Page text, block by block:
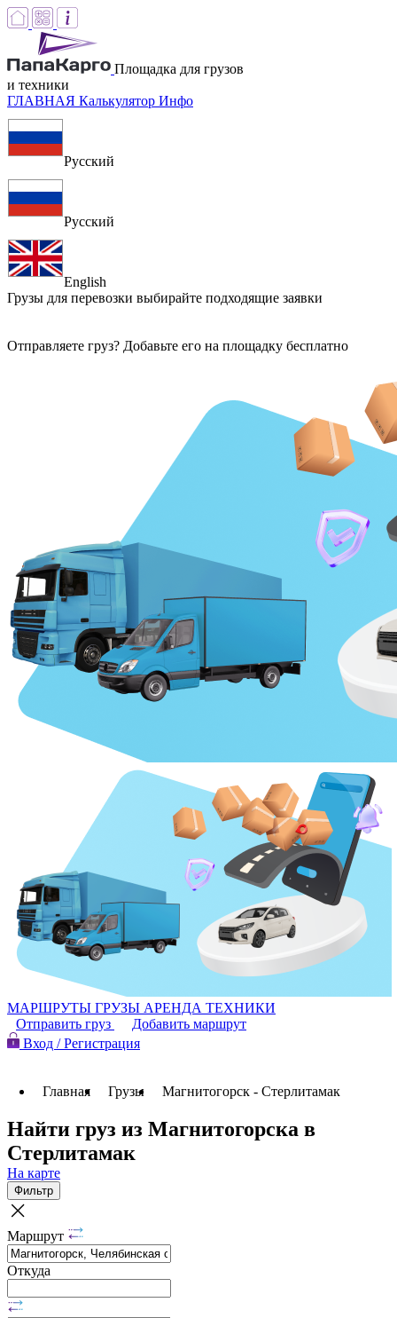
Площадка для грузов
и техники
ГЛАВНАЯ Калькулятор Инфо
Русский
Русский
English
Грузы для перевозки выбирайте подходящие заявки
Отправляете груз? Добавьте его на площадку бесплатно
МАРШРУТЫ ГРУЗЫ АРЕНДА ТЕХНИКИ
Отправить груз
Добавить маршрут
Вход / Регистрация
Главная Грузы Магнитогорск - Стерлитамак
Найти груз из Магнитогорска в
Стерлитамак
На карте
Фильтр
Маршрут
Откуда